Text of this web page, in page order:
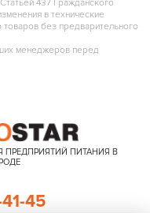
437 Гражданского
в технические
без предварительного
менеджеров перед
ПРЕДПРИЯТИЙ ПИТАНИЯ В
45